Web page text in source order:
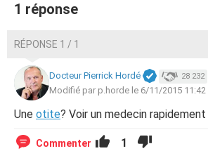
1 réponse
RÉPONSE 1 / 1
Docteur Pierrick Hordé 28 232
Modifié par p.horde le 6/11/2015 11:42
Une otite? Voir un medecin rapidement
Commenter 1